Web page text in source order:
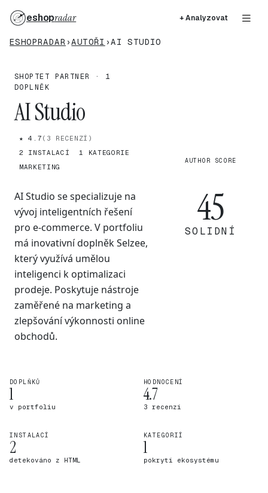
eshopradar + Analyzovat
ESHOPRADAR ›AUTOŘI ›AI STUDIO
SHOPTET PARTNER · 1
DOPLNĚK
AI Studio
★ 4.7 (3 RECENZÍ)
2 INSTALACÍ
1 KATEGORIE
MARKETING
AI Studio se specializuje na
vývoj inteligentních řešení
pro e-commerce. V portfoliu
má inovativní doplněk Selzee,
který využívá umělou
inteligenci k optimalizaci
prodeje. Poskytuje nástroje
zaměřené na marketing a
zlepšování výkonnosti online
obchodů.
AUTHOR SCORE
45
SOLIDNÍ
DOPLŇKŮ
1
v portfoliu
HODNOCENÍ
4.7
3 recenzí
INSTALACÍ
2
detekováno z HTML
KATEGORIÍ
1
pokrytí ekosystému